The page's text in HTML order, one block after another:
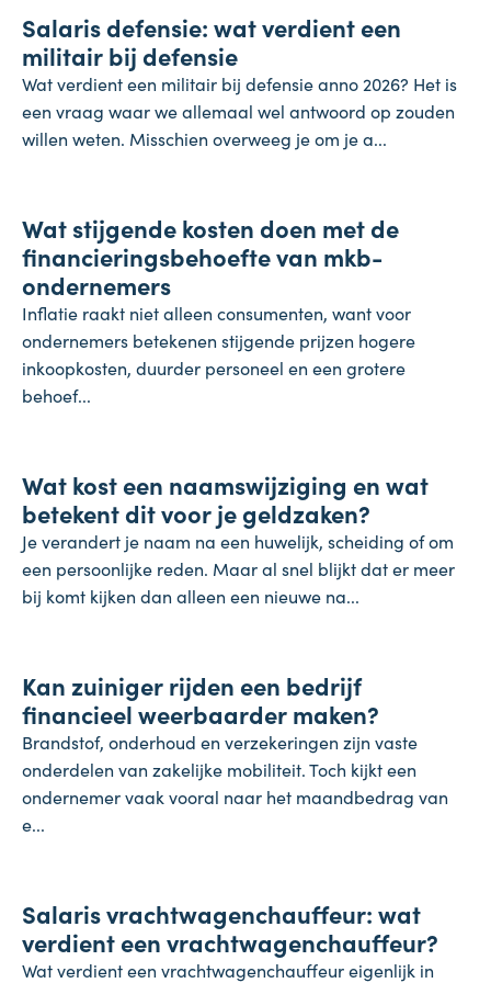
7 augustus 2026
Salaris defensie: wat verdient een
militair bij defensie
Wat verdient een militair bij defensie anno 2026? Het is
een vraag waar we allemaal wel antwoord op zouden
willen weten. Misschien overweeg je om je a...
4 augustus 2026
Wat stijgende kosten doen met de
financieringsbehoefte van mkb-
ondernemers
Inflatie raakt niet alleen consumenten, want voor
ondernemers betekenen stijgende prijzen hogere
inkoopkosten, duurder personeel en een grotere
behoef...
31 juli 2026
Wat kost een naamswijziging en wat
betekent dit voor je geldzaken?
Je verandert je naam na een huwelijk, scheiding of om
een persoonlijke reden. Maar al snel blijkt dat er meer
bij komt kijken dan alleen een nieuwe na...
28 juli 2026
Kan zuiniger rijden een bedrijf
financieel weerbaarder maken?
Brandstof, onderhoud en verzekeringen zijn vaste
onderdelen van zakelijke mobiliteit. Toch kijkt een
ondernemer vaak vooral naar het maandbedrag van
e...
27 juli 2026
Salaris vrachtwagenchauffeur: wat
verdient een vrachtwagenchauffeur?
Wat verdient een vrachtwagenchauffeur eigenlijk in